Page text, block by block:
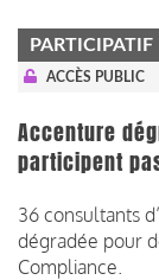
PARTICIPATIF
ACCÈS PUBLIC
Accenture
participent
36 consultants
dégradée pour
Compliance.